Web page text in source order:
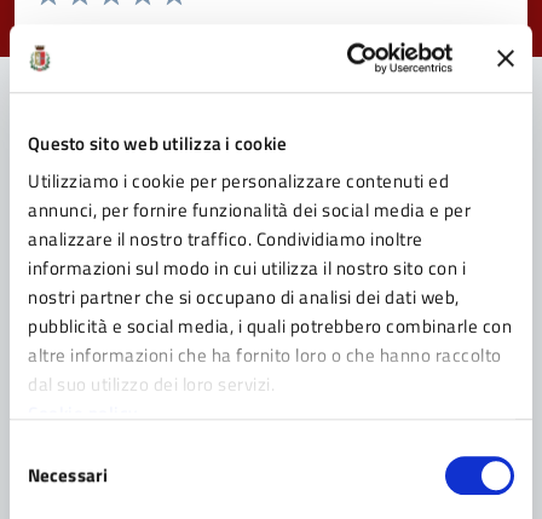
Questo sito web utilizza i cookie
Utilizziamo i cookie per personalizzare contenuti ed
annunci, per fornire funzionalità dei social media e per
analizzare il nostro traffico. Condividiamo inoltre
informazioni sul modo in cui utilizza il nostro sito con i
nostri partner che si occupano di analisi dei dati web,
pubblicità e social media, i quali potrebbero combinarle con
altre informazioni che ha fornito loro o che hanno raccolto
dal suo utilizzo dei loro servizi.
delNecessari
Contatta il Comune
Leggi le domande frequenti
Richiedi assistenza
Prenota appuntamento
Problemi in città